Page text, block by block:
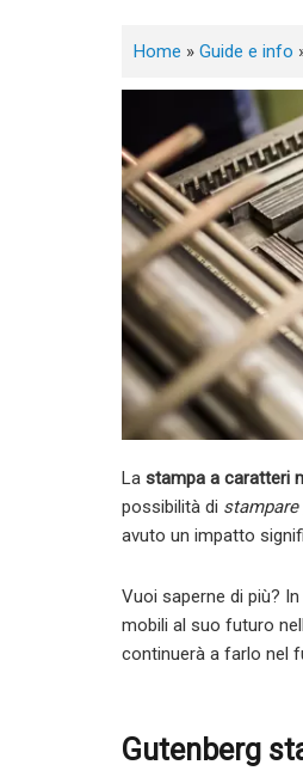
Home » Guide e info
La stampa a caratteri
possibilità di
avuto un impatto
Vuoi saperne di più?
mobili al suo futuro
continuerà a farlo nel
Gutenberg